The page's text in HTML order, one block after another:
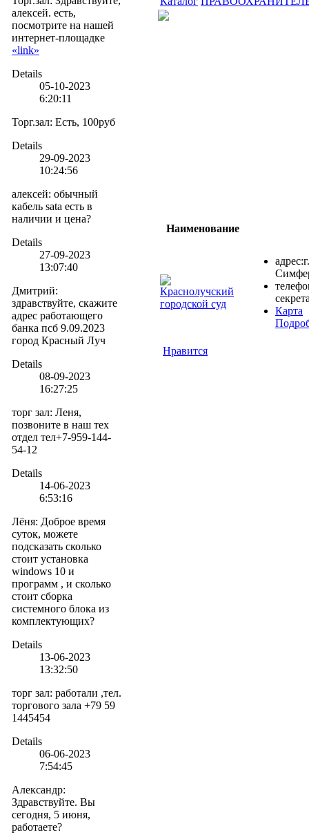
алексей. есть,
посмотрите на нашей
интернет-площадке
«link»
Details
05-10-2023
6:20:11
Торг.зал: Есть, 100руб
Details
29-09-2023
10:24:56
алексей: обычный
кабель sata есть в
наличии и цена?
Details
27-09-2023
13:07:40
Дмитрий:
здравствуйте, скажите
адрес работающего
банка псб 9.09.2023
город Красный Луч
Details
08-09-2023
16:27:25
торг зал: Леня,
позвоните в наш тех
отдел тел+7-959-144-
54-12
Details
14-06-2023
6:53:16
Лёня: Доброе время
суток, можете
подсказать сколько
стоит установка
windows 10 и
программ , и сколько
стоит сборка
системного блока из
комплектующих?
Details
13-06-2023
13:32:50
торг зал: работали ,тел.
торгового зала +79 59
1445454
Details
06-06-2023
7:54:45
Александр:
Здравствуйте. Вы
сегодня, 5 июня,
работаете?
Наименование
Краснолучский
городской суд
адрес:
Карта
Нравится